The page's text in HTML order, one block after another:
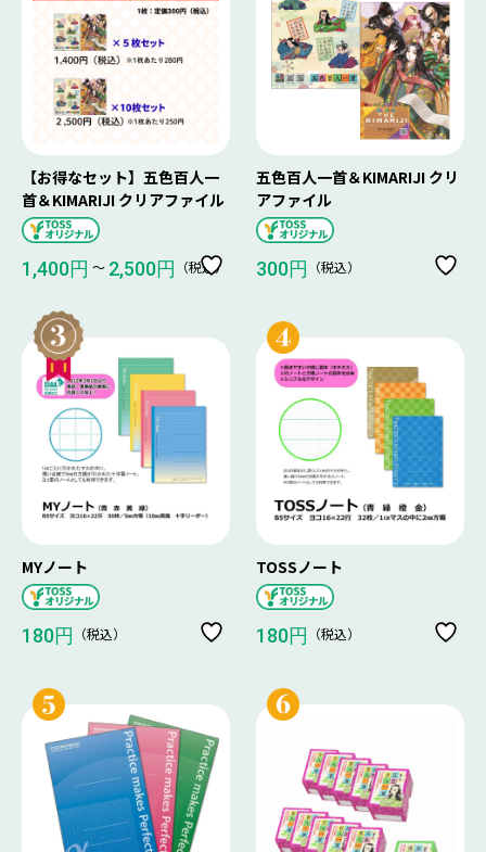
【お得なセット】五色百人一
首＆KIMARIJI クリアファイル
1,400円 〜 2,500円 （税込）
五色百人一首＆KIMARIJI クリ
アファイル
300円 （税込）
MYノート
180円 （税込）
TOSSノート
180円 （税込）